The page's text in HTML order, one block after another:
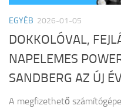
EGYÉB 2026-01-05
DOKKOLÓVAL,
NAPELEMES
SANDBERG AZ ÚJ
A megfizethető